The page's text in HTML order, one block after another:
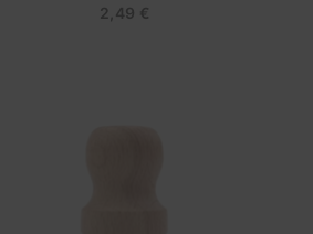
Regulärer
2,49 €